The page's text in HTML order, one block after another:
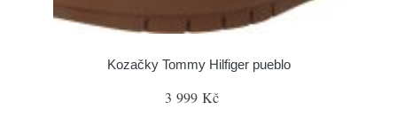
Kozačky Tommy Hilfiger pueblo
3 999 Kč